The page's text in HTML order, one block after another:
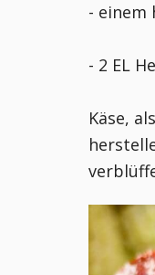
- einem
- 2 EL
Käse,